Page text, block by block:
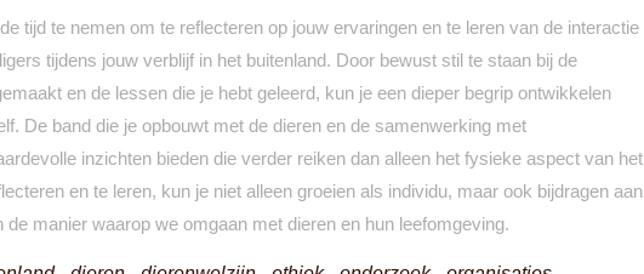
tijd te nemen om te reflecteren op jouw ervaringen en te leren van de interactie
tijdens jouw verblijf in het buitenland. Door bewust stil te staan bij de
en de lessen die je hebt geleerd, kun je een dieper begrip ontwikkelen
De band die je opbouwt met de dieren en de samenwerking met
inzichten bieden die verder reiken dan alleen het fysieke aspect van het
en te leren, kun je niet alleen groeien als individu, maar ook bijdragen aan
de manier waarop we omgaan met dieren en hun leefomgeving.